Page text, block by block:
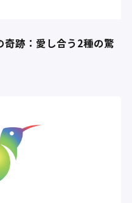
跡：愛し合う2種の驚